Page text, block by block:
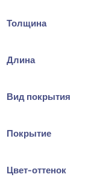
Толщина
Длина
Вид покрытия
Покрытие
Цвет-оттенок